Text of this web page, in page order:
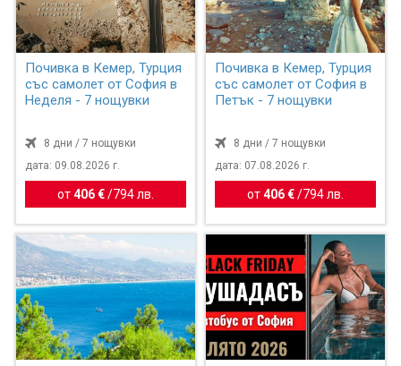
Почивка в Кемер, Турция
със самолет от София в
Неделя - 7 нощувки
8 дни / 7 нощувки
дата: 09.08.2026 г.
от406 € / 794 лв.
Почивка в Кемер, Турция
със самолет от София в
Петък - 7 нощувки
8 дни / 7 нощувки
дата: 07.08.2026 г.
от406 €/ 794 лв.